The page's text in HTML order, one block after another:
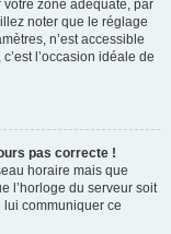
votre zone adéquate, par
noter que le réglage
n’est accessible
l’occasion idéale de
pas correcte !
horaire mais que
l’horloge du serveur soit
communiquer ce